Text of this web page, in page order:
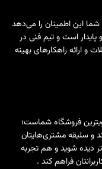
این اطمینان را می‌دهد
پایدار است و تیم فنی در
و ارائه راهکارهای بهینه
فروشگاه شماست؛
و سلیقه مشتری‌هایتان
شوید و هم تجربه
فراهم کند .